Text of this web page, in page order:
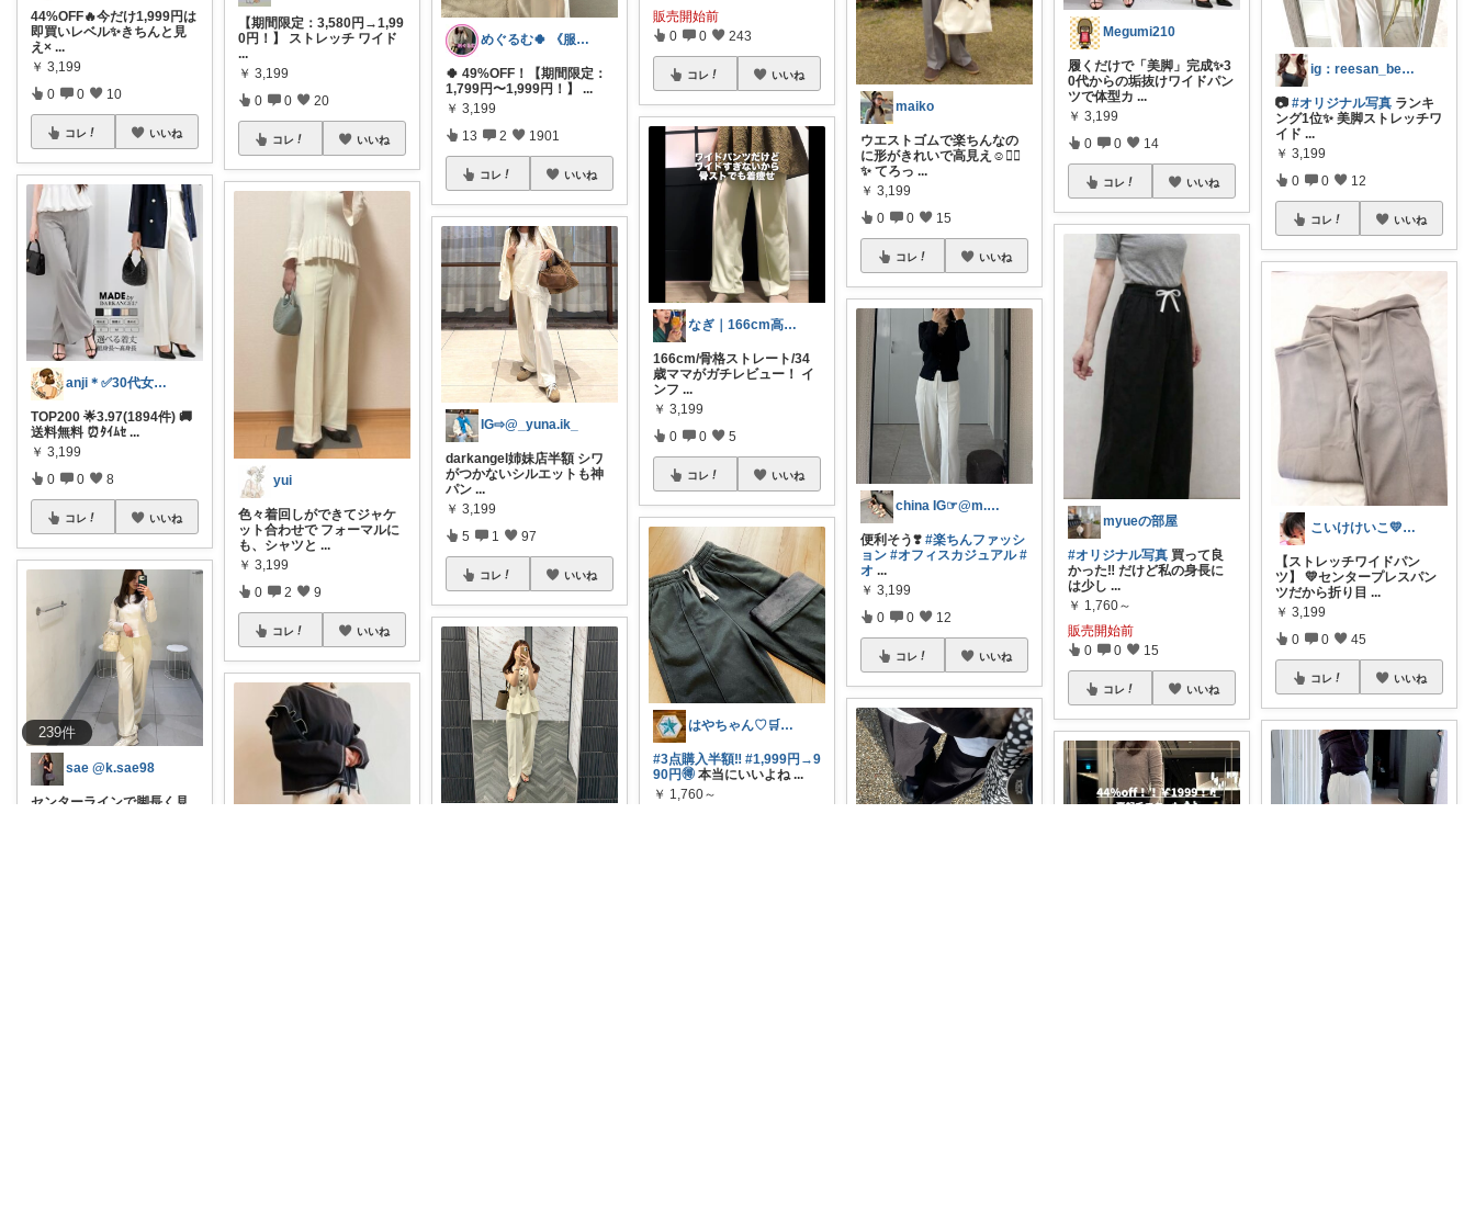
239件
44%OFF🔥今だけ1,999円は
即買いレベル✨きちんと見
え× ...
￥ 3,199
0 0 10
コレ いいね
anji＊✅30代女性売上ランキング🏆
TOP200 🌟3.97(1894件) 🚚
送料無料 ⏰ﾀｲﾑｾ ...
￥ 3,199
0 0 8
コレ いいね
sae @k.sae98
センターラインで脚長く見
【期間限定：3,580円→1,99
0円！】 ストレッチ ワイド
...
￥ 3,199
0 0 20
コレ いいね
yui
色々着回しができてジャケ
ット合わせで フォーマルに
も、シャツと ...
￥ 3,199
0 2 9
コレ いいね
めぐるむ🍀 《服と暮らし》朝コレ
🍀 49%OFF！【期間限定：
1,799円〜1,999円！】...
￥ 3,199
13 2 1901
コレ いいね
IG⇨@_yuna.ik_
darkangel姉妹店半額 シワ
がつかないシルエットも神
パン ...
￥ 3,199
5 1 97
コレ いいね
販売開始前
0 0 243
コレ いいね
なぎ｜166cm高身長ママの正直レビュー
166cm/骨格ストレート/34
歳ママがガチレビュー！ イ
ンフ ...
￥ 3,199
0 0 5
コレ いいね
はやちゃん♡🛒✨感謝です💖🙏✨
#3点購入半額‼️ #1,999円→9
90円🉐 本当にいいよね ...
￥ 1,760～
maiko
ウエストゴムで楽ちんなの
に形がきれいで高見え☺️✊🏽
✨ てろっ ...
￥ 3,199
0 0 15
コレ いいね
china IG☞@m.k.r.s0u0
便利そう❣️#楽ちんファッシ
ョン #オフィスカジュアル #
オ ...
￥ 3,199
0 0 12
コレ いいね
Megumi210
履くだけで「美脚」完成✨3
0代からの垢抜けワイドパン
ツで体型カ ...
￥ 3,199
0 0 14
コレ いいね
myueの部屋
#オリジナル写真 買って良
かった‼️ だけど私の身長に
は少し...
￥ 1,760～
販売開始前
0 0 15
コレ いいね
ig：reesan_beauty🕊💓
📷#オリジナル写真 ランキ
ング1位✨ 美脚ストレッチワ
イド ...
￥ 3,199
0 0 12
コレ いいね
こいけけいこ💛いつもありがとう💛
【ストレッチワイドパン
ツ】 💛センタープレスパン
ツだから折り目 ...
￥ 3,199
0 0 45
コレ いいね